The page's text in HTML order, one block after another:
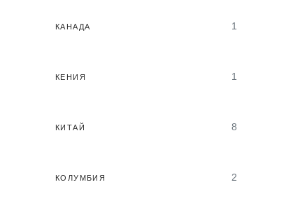
КАНАДА 1
КЕНИЯ 1
КИТАЙ 8
КОЛУМБИЯ 2